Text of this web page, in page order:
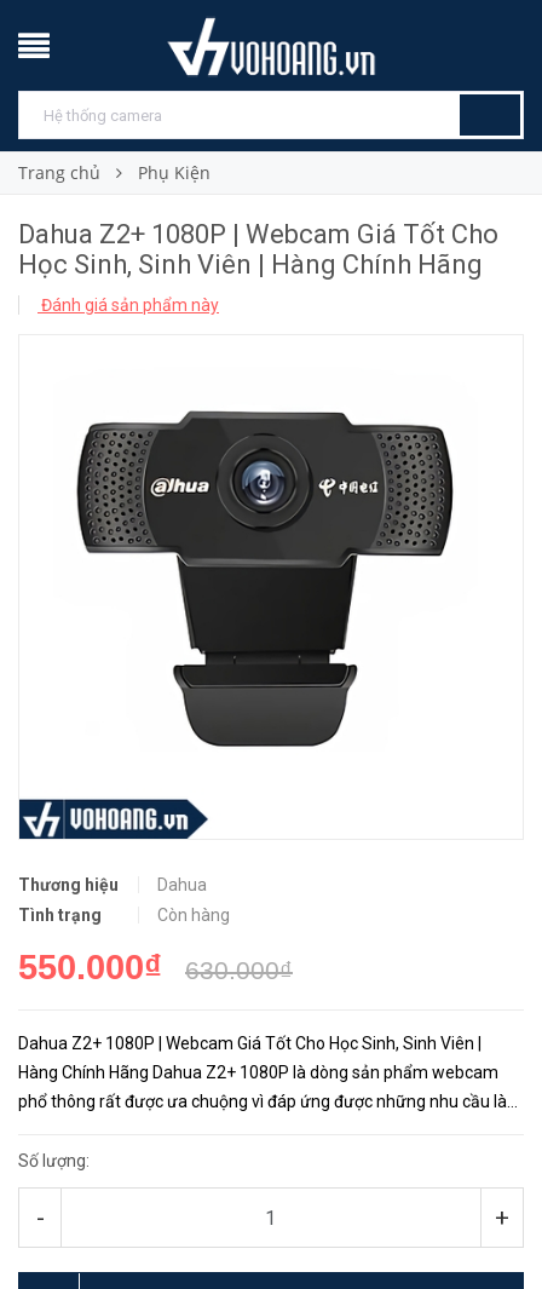
Trang chủ Phụ Kiện
Dahua Z2+ 1080P | Webcam Giá Tốt Cho
Học Sinh, Sinh Viên | Hàng Chính Hãng
Đánh giá sản phẩm này
Thương hiệu
Dahua
Tình trạng
Còn hàng
550.000₫ 630.000₫
Dahua Z2+ 1080P | Webcam Giá Tốt Cho Học Sinh, Sinh Viên |
Hàng Chính Hãng Dahua Z2+ 1080P là dòng sản phẩm webcam
phổ thông rất được ưa chuộng vì đáp ứng được những nhu cầu làm
Số lượng:
- +